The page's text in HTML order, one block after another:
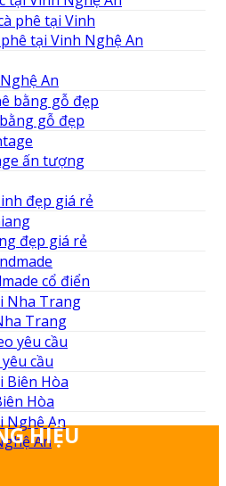
tại Vinh Nghệ An
An
gỗ đẹp
ấn tượng
đẹp giá rẻ
đẹp giá rẻ
cổ điển
Trang
cầu
Hòa
An
HIỆU